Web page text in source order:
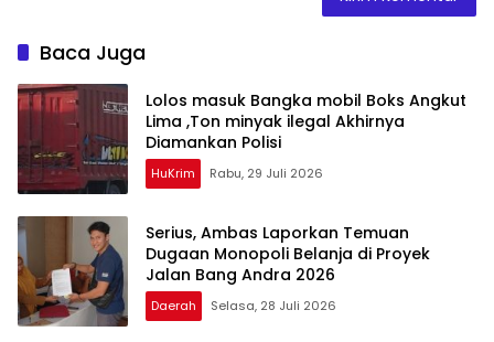
Baca Juga
Lolos masuk Bangka mobil Boks Angkut
Lima ,Ton minyak ilegal Akhirnya
Diamankan Polisi
HuKrim Rabu, 29 Juli 2026
Serius, Ambas Laporkan ‎Temuan
Dugaan Monopoli Belanja di Proyek
Jalan Bang Andra 2026
Daerah Selasa, 28 Juli 2026